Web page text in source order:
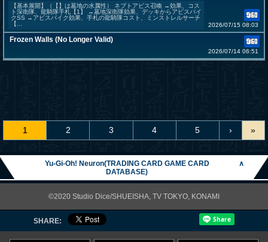
【基本展開】（【】は墓地の水属性） ネプトアビス召喚 →効果、コス
ト深衛隊、龍騎隊手札【1】 →墓地深衛隊効果、デッキからアビスパイ
クSS →アビスパイク効果、手札の龍騎隊コスト、ミンストレルサーチ
【...
2026/07/15 08:03
Frozen Walls (No Longer Valid)
2026/07/14 06:51
1 2 3 4 5 › »
Yu-Gi-Oh! Neuron(TRADING CARD GAME CARD
DATABASE)
∧
©2020 Studio Dice/SHUEISHA, TV TOKYO, KONAMI
SHARE: